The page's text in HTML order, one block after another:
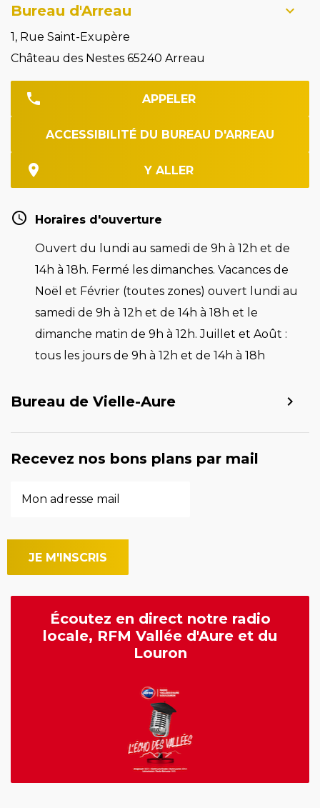
Bureau d'Arreau
1, Rue Saint-Exupère
Château des Nestes 65240 Arreau
APPELER
ACCESSIBILITÉ DU BUREAU D'ARREAU
Y ALLER
Horaires d'ouverture
Ouvert du lundi au samedi de 9h à 12h et de
14h à 18h. Fermé les dimanches. Vacances de
Noël et Février (toutes zones) ouvert lundi au
samedi de 9h à 12h et de 14h à 18h et le
dimanche matin de 9h à 12h. Juillet et Août :
tous les jours de 9h à 12h et de 14h à 18h
Bureau de Vielle-Aure
Recevez nos bons plans par mail
Écoutez en direct notre radio
locale, RFM Vallée d'Aure et du
Louron